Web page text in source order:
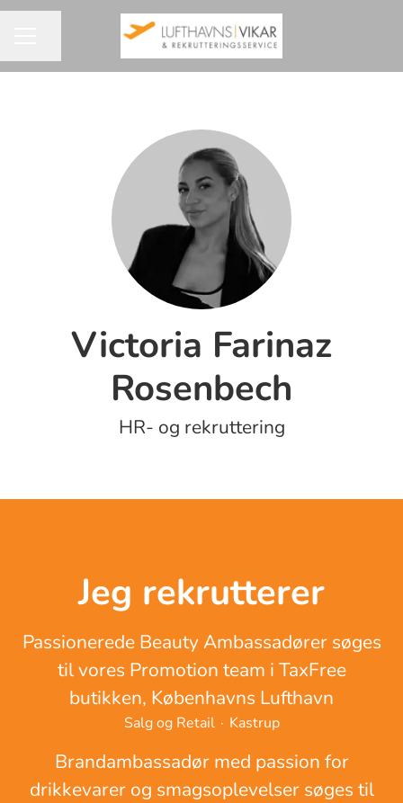
Victoria Farinaz
Rosenbech
HR- og rekruttering
Jeg rekrutterer
Passionerede Beauty Ambassadører søges
til vores Promotion team i TaxFree
butikken, Københavns Lufthavn
Salg og Retail · Kastrup
Brandambassadør med passion for
drikkevarer og smagsoplevelser søges til